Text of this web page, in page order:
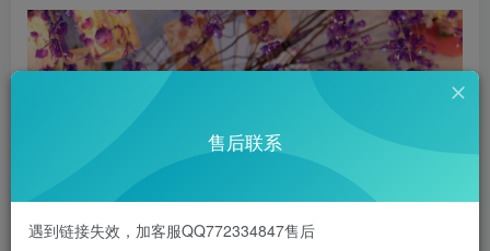
售后联系
遇到链接失效，加客服QQ772334847售后